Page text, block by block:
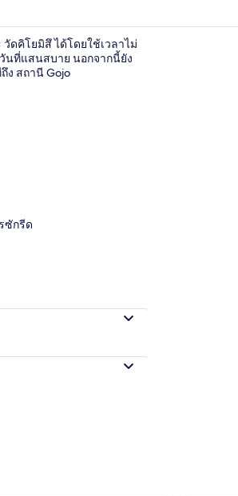
ดคิโยมิสึ ได้โดยใช้เวลาไม่
นที่แสนสบาย นอกจากนี้ยัง
ง สถานี Gojo
ซักรีด